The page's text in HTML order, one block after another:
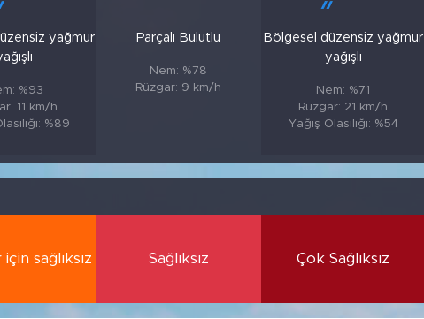
yağmur
%93
11 km/h
%89
Parçalı Bulutlu
Nem: %78
Rüzgar: 9 km/h
Bölgesel düzensiz yağmur
yağışlı
Nem: %71
Rüzgar: 21 km/h
Yağış Olasılığı: %54
için sağlıksız Sağlıksız Çok Sağlıksız